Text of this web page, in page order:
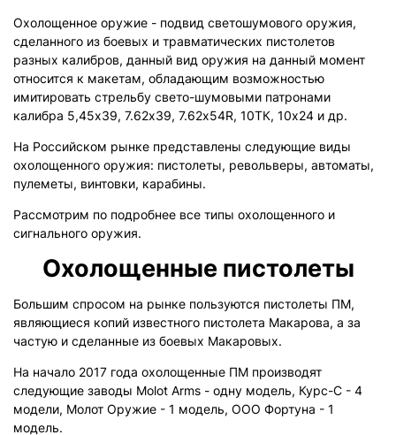
Охолощенное оружие - подвид светошумового оружия,
сделанного из боевых и травматических пистолетов
разных калибров, данный вид оружия на данный момент
относится к макетам, обладающим возможностью
имитировать стрельбу свето-шумовыми патронами
калибра 5,45х39, 7.62х39, 7.62х54R, 10ТК, 10х24 и др.
На Российском рынке представлены следующие виды
охолощенного оружия: пистолеты, револьверы, автоматы,
пулеметы, винтовки, карабины.
Рассмотрим по подробнее все типы охолощенного и
сигнального оружия.
Охолощенные пистолеты
Большим спросом на рынке пользуются пистолеты ПМ,
являющиеся копий известного пистолета Макарова, а за
частую и сделанные из боевых Макаровых.
На начало 2017 года охолощенные ПМ производят
следующие заводы Molot Arms - одну модель, Курс-С - 4
модели, Молот Оружие - 1 модель, ООО Фортуна - 1
модель.